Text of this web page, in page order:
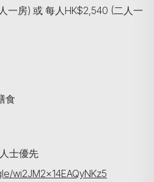
一房) 或 每人HK$2,540 (二人一
食
士優先
wi2JM2x14EAQyNKz5